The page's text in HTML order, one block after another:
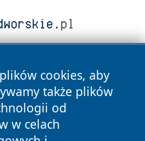
cookies, aby
także plików
od
w celach